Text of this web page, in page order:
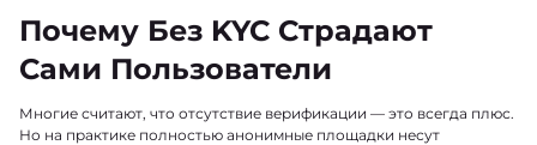
Почему Без KYC Страдают
Сами Пользователи
Многие считают, что отсутствие верификации — это всегда плюс.
Но на практике полностью анонимные площадки несут